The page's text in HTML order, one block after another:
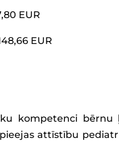
EUR
EUR
kompetenci
attīstību